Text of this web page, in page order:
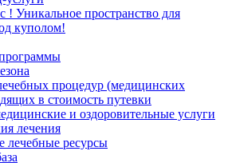
! Уникальное пространство для
куполом!
процедур (медицинских
в стоимость путевки
и оздоровительные услуги
лечения
лечебные ресурсы